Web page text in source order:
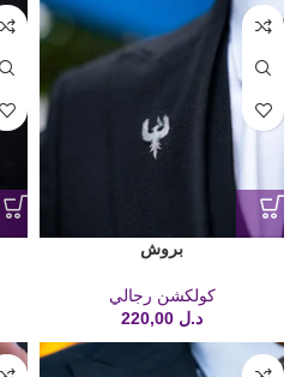
بروش
كولكشن رجالي
د.ل